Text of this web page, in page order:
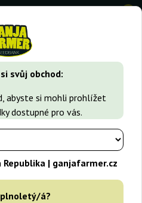
svůj obchod:
abyste si mohli prohlížet
dostupné pro vás.
Republika | ganjafarmer.cz
á?
0
Critical Auto Mass